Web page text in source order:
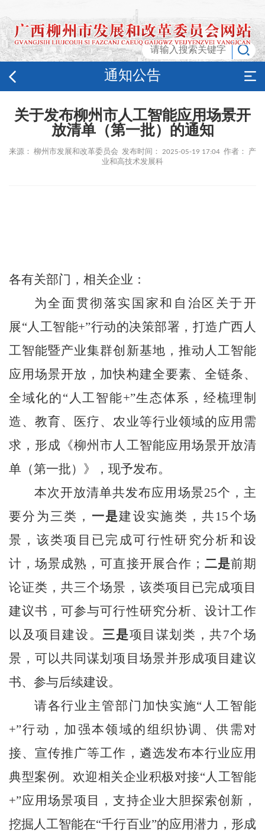
通知公告
关于发布柳州市人工智能应用场景开
放清单（第一批）的通知
来源： 柳州市发展和改革委员会 发布时间： 2025-05-19 17:04 作者： 产
业和高技术发展科
各有关部门，相关企业：
为全面贯彻落实国家和自治区关于开
展“人工智能+”行动的决策部署，打造广西人
工智能暨产业集群创新基地，推动人工智能
应用场景开放，加快构建全要素、全链条、
全域化的“人工智能+”生态体系，经梳理制
造、教育、医疗、农业等行业领域的应用需
求，形成《柳州市人工智能应用场景开放清
单（第一批）》，现予发布。
本次开放清单共发布应用场景25个，主
要分为三类， 一是建设实施类，共 15个场
景，该类项目已完成可行性研究分析和设
计，场景成熟，可直接开展合作； 二是前期
论证类，共三个场景，该类项目已完成项目
建议书，可参与可行性研究分析、设计工作
以及项目建设。三是项目谋划类，共7个场
景，可以共同谋划项目场景并形成项目建议
书、参与后续建设。
请各行业主管部门加快实施“人工智能
+”行动，加强本领域的组织协调、供需对
接、宣传推广等工作，遴选发布本行业应用
典型案例。欢迎相关企业积极对接“人工智能
+”应用场景项目，支持企业大胆探索创新，
挖掘人工智能在“千行百业”的应用潜力，形成